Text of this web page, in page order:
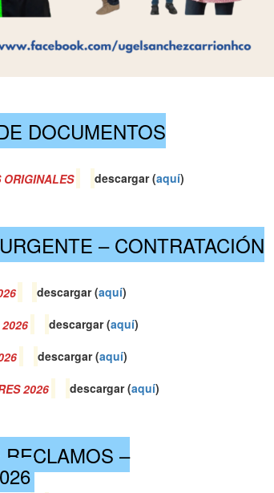
DOCUMENTOS
ORIGINALES descargar (aquí)
– CONTRATACIÓN
descargar (aquí)
descargar (aquí)
descargar (aquí)
2026 descargar (aquí)
–